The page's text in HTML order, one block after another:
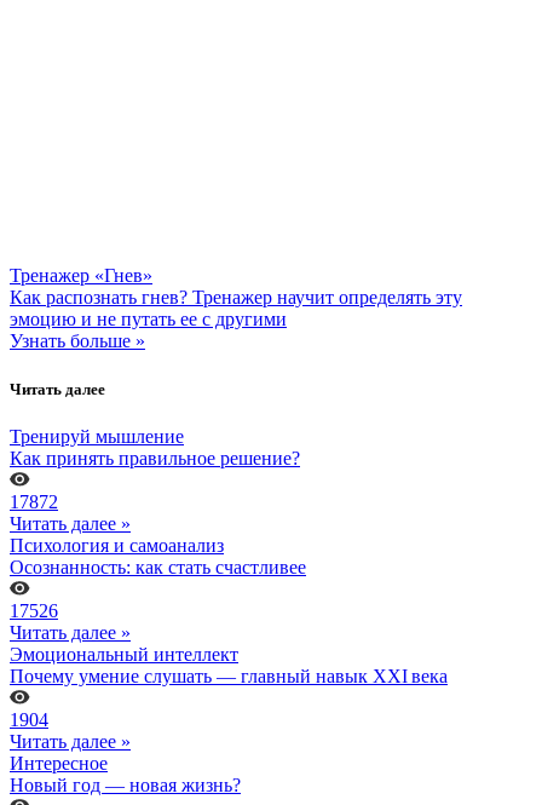
Тренажер «Гнев»
Как распознать гнев? Тренажер научит определять эту
эмоцию и не путать ее с другими
Узнать больше »
Читать далее
Тренируй мышление
Как принять правильное решение?
17872
Читать далее »
Психология и самоанализ
Осознанность: как стать счастливее
17526
Читать далее »
Эмоциональный интеллект
Почему умение слушать — главный навык XXI века
1904
Читать далее »
Интересное
Новый год — новая жизнь?